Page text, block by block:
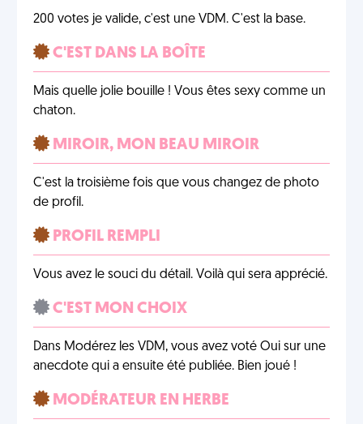
200 votes je valide, c'est une VDM. C'est la base.
C'EST DANS LA BOÎTE
Mais quelle jolie bouille ! Vous êtes sexy comme un
chaton.
MIROIR, MON BEAU MIROIR
C'est la troisième fois que vous changez de photo
de profil.
PROFIL REMPLI
Vous avez le souci du détail. Voilà qui sera apprécié.
C'EST MON CHOIX
Dans Modérez les VDM, vous avez voté Oui sur une
anecdote qui a ensuite été publiée. Bien joué !
MODÉRATEUR EN HERBE